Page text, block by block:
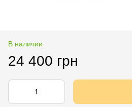
В наличии
24 400 грн